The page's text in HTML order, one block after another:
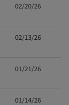
02/20/26
02/13/26
01/21/26
01/14/26